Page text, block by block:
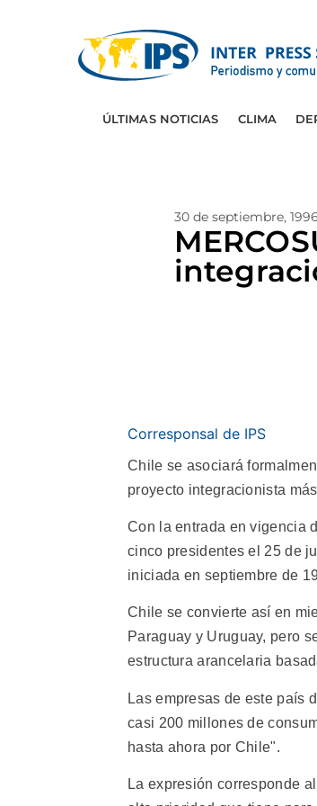
ÚLTIMAS NOTICIAS CLIMA
30 de septiembre, 1996
Corresponsal de IPS
Chile se asociará
proyecto integracionista
Con la entrada en vigencia
cinco presidentes el 25 de
iniciada en septiembre de
Chile se convierte así en
Paraguay y Uruguay, pero
estructura arancelaria
Las empresas de este país
casi 200 millones de
hasta ahora por Chile".
La expresión corresponde